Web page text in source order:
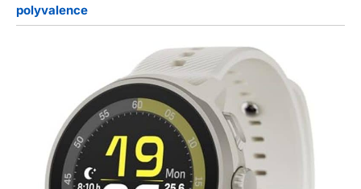
polyvalence